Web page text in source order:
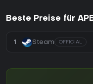
Beste Preise für
1 Steam OFFICIAL